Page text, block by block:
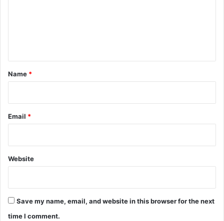
*
Name *
Email *
Website
Save my name, email, and website in this browser for the next
time I comment.